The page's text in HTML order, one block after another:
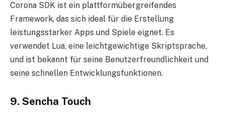
Corona SDK ist ein plattformübergreifendes
Framework, das sich ideal für die Erstellung
leistungsstarker Apps und Spiele eignet. Es
verwendet Lua, eine leichtgewichtige Skriptsprache,
und ist bekannt für seine Benutzerfreundlichkeit und
seine schnellen Entwicklungsfunktionen.
9. Sencha Touch